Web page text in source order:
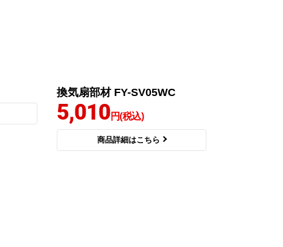
換気扇部材 FY-SV05WC
5,010円(税込)
商品詳細はこちら